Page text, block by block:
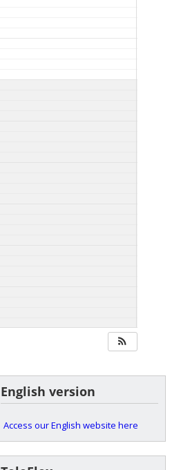
English version
Access our English website here